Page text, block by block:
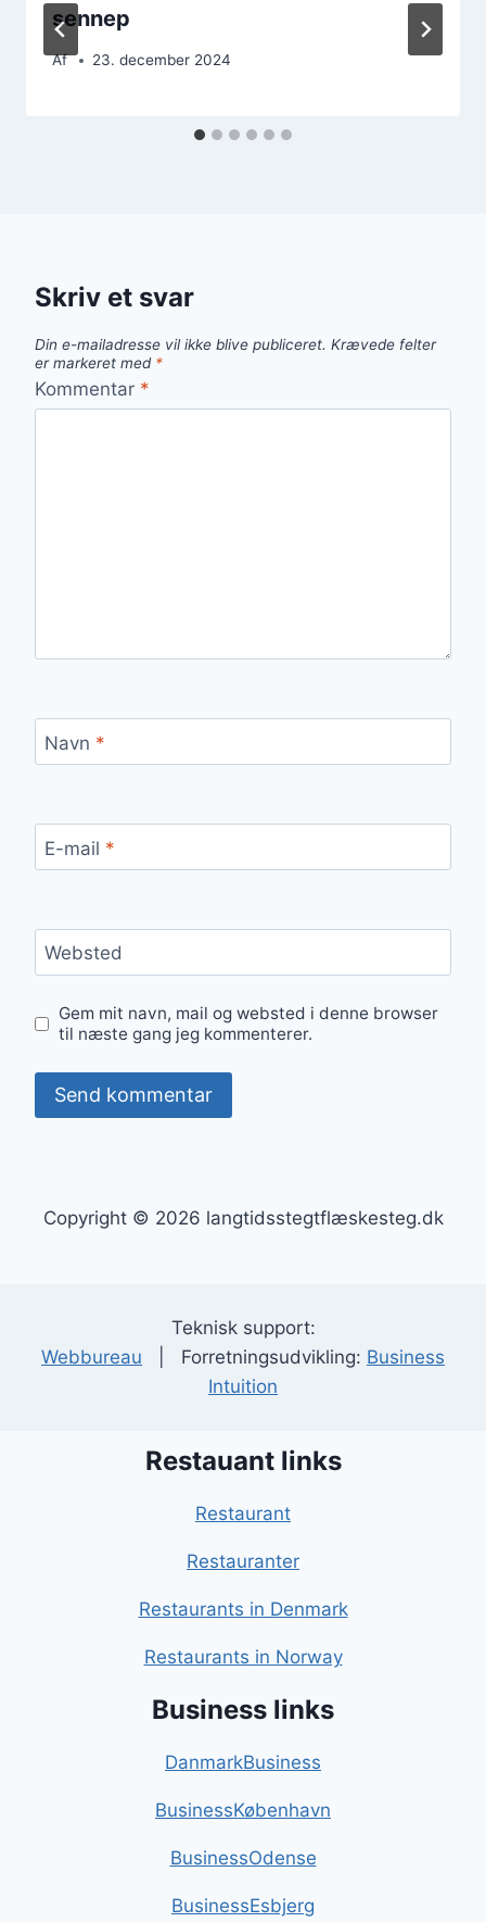
sennep
Af 23. december 2024
Skriv et svar
Din e-mailadresse vil ikke blive publiceret. Krævede felter
er markeret med *
Kommentar *
Navn *
E-mail *
Websted
Gem mit navn, mail og websted i denne browser
til næste gang jeg kommenterer.
Copyright © 2026 langtidsstegtflæskesteg.dk
Teknisk support:
Webbureau | Forretningsudvikling: Business
Intuition
Restauant links
Restaurant
Restauranter
Restaurants in Denmark
Restaurants in Norway
Business links
DanmarkBusiness
BusinessKøbenhavn
BusinessOdense
BusinessEsbjerg